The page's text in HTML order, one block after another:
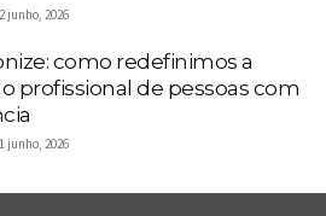
2 junho, 2026
como redefinimos a
profissional de pessoas com
1 junho, 2026